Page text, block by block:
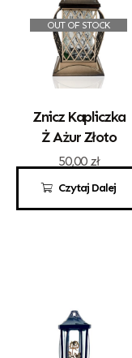
OUT OF STOCK
Czytaj Dalej
Znicz Kapliczka
Ż Ażur Złoto
50,00 zł